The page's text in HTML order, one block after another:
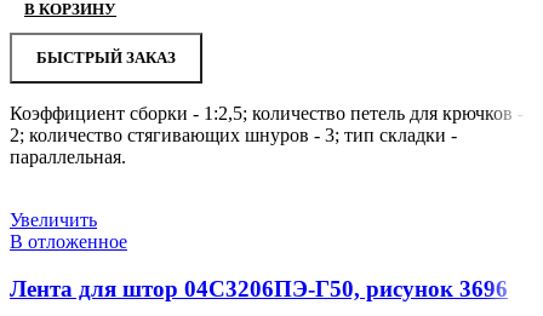
В КОРЗИНУ
БЫСТРЫЙ ЗАКАЗ
Коэффициент сборки - 1:2,5; количество петель для крючков -
2; количество стягивающих шнуров - 3; тип складки -
параллельная.
Увеличить
В отложенное
Лента для штор 04С3206ПЭ-Г50, рисунок 3696